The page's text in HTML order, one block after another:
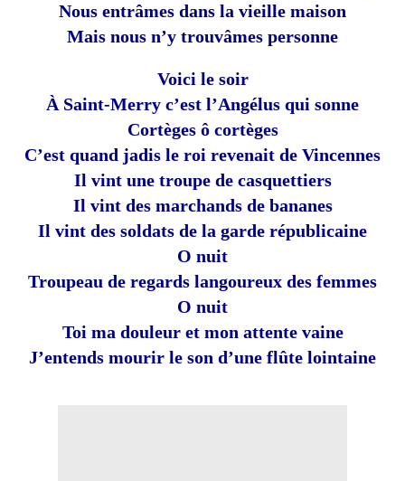
Nous entrâmes dans la vieille maison
Mais nous n’y trouvâmes personne
Voici le soir
À Saint-Merry c’est l’Angélus qui sonne
Cortèges ô cortèges
C’est quand jadis le roi revenait de Vincennes
Il vint une troupe de casquettiers
Il vint des marchands de bananes
Il vint des soldats de la garde républicaine
O nuit
Troupeau de regards langoureux des femmes
O nuit
Toi ma douleur et mon attente vaine
J’entends mourir le son d’une flûte lointaine